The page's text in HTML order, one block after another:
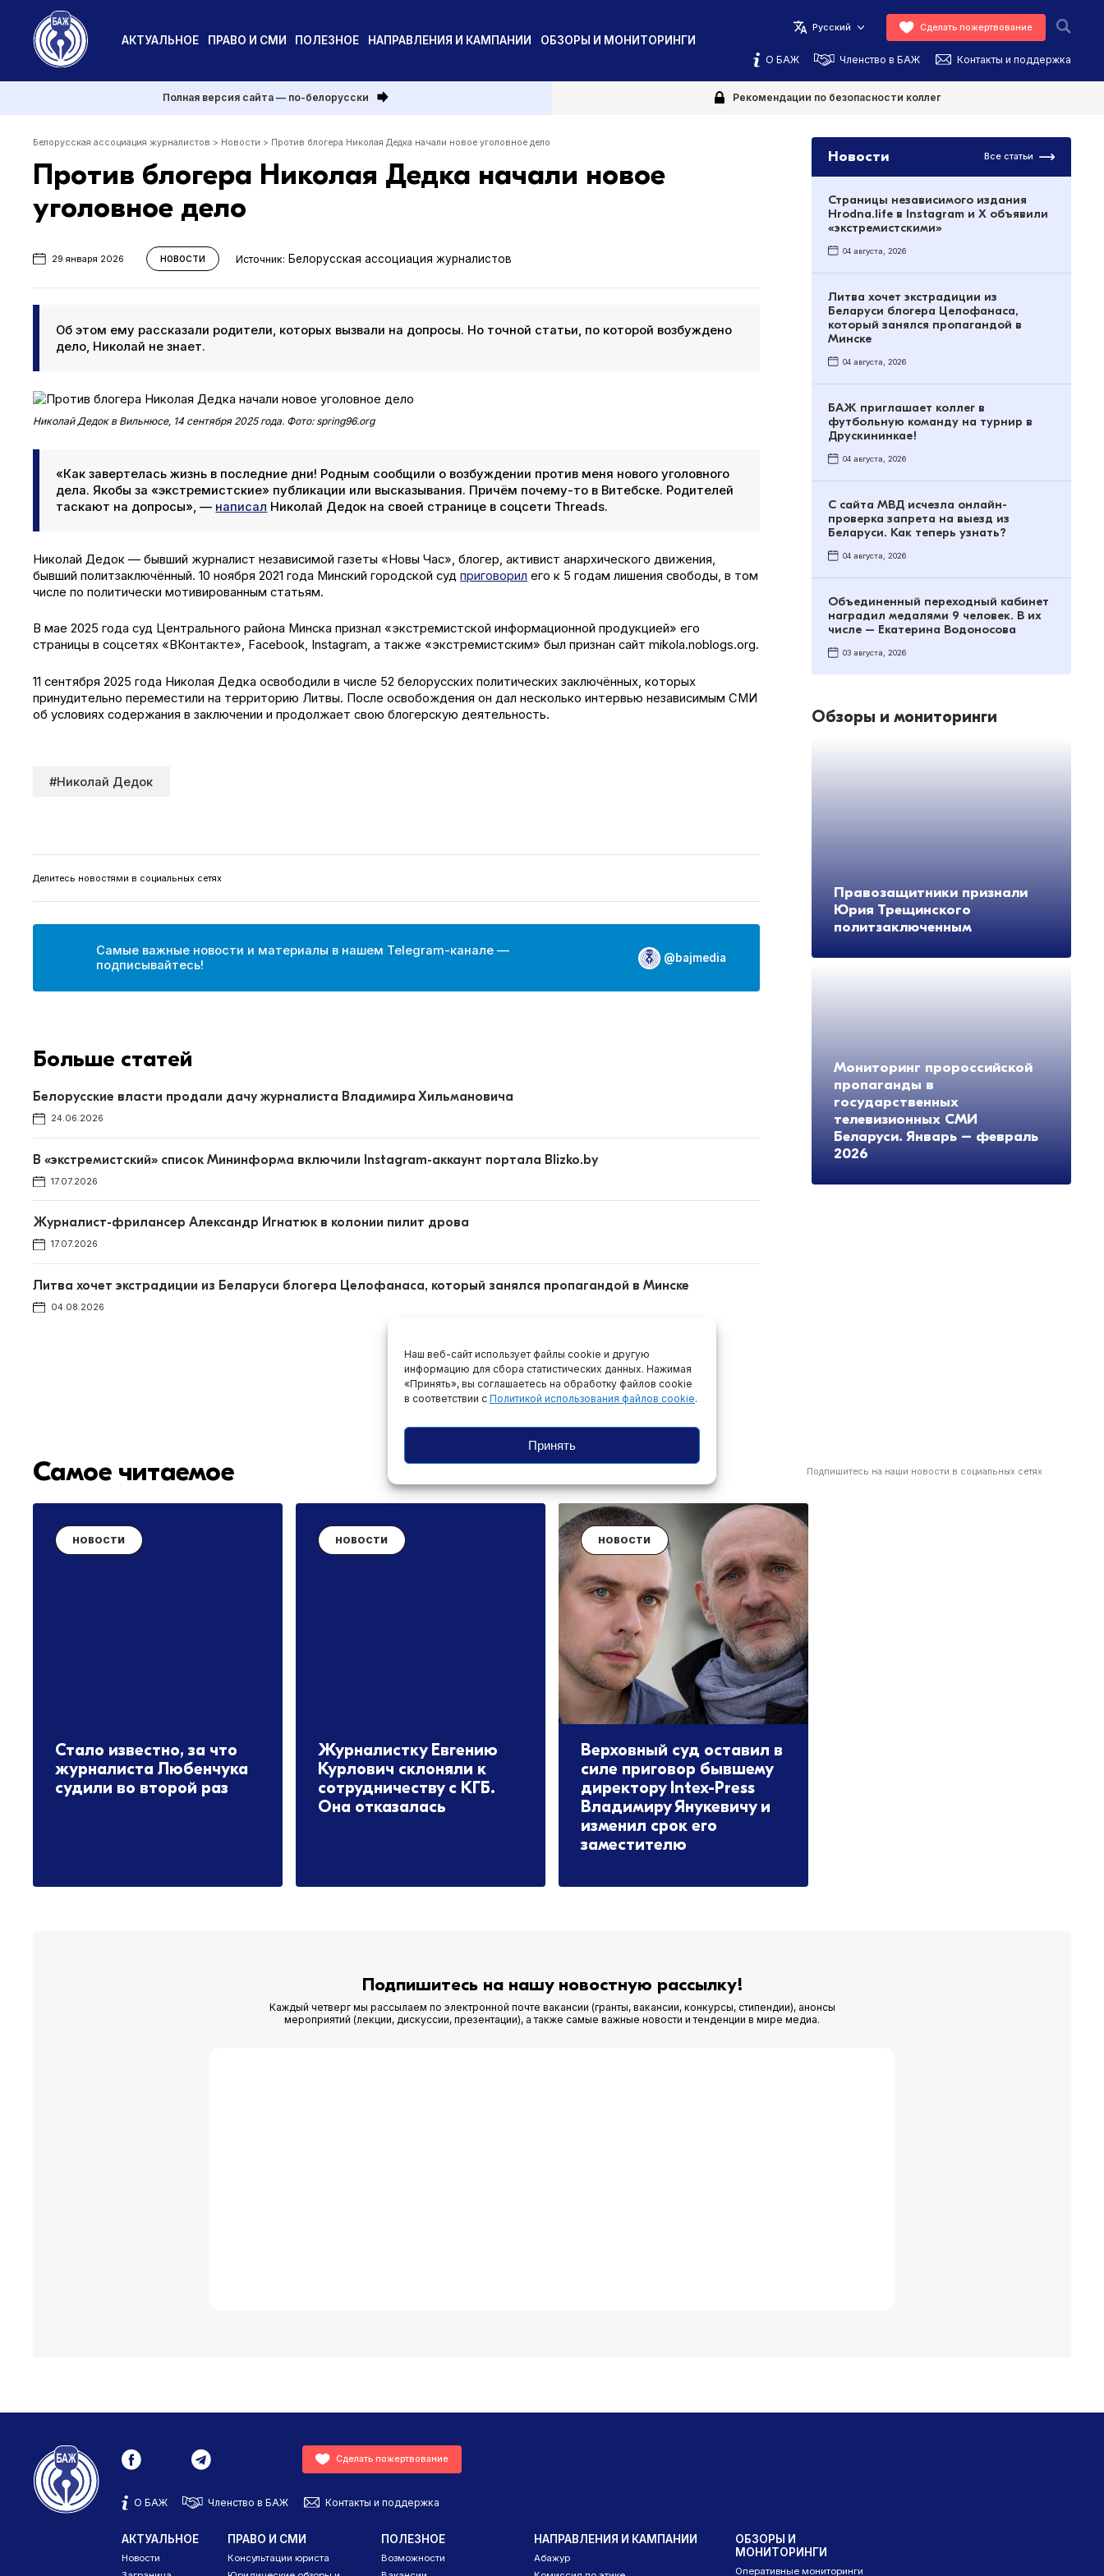
Наш веб-сайт использует файлы cookie и другую
информацию для сбора статистических данных. Нажимая
«Принять», вы соглашаетесь на обработку файлов cookie
в соответствии с Политикой использования файлов cookie.
Принять
АКТУАЛЬНОЕ ПРАВО И СМИ ПОЛЕЗНОЕ НАПРАВЛЕНИЯ И КАМПАНИИ ОБЗОРЫ И МОНИТОРИНГИ
Русский Сделать пожертвование
О БАЖ Членство в БАЖ Контакты и поддержка
Полная версия сайта — по-белорусски Рекомендации по безопасности коллег
Белорусская ассоциация журналистов > Новости > Против блогера Николая Дедка начали новое уголовное дело
Против блогера Николая Дедка начали новое
уголовное дело
29 января 2026 НОВОСТИ Источник: Белорусская ассоциация журналистов
Об этом ему рассказали родители, которых вызвали на допросы. Но точной статьи, по которой возбуждено
дело, Николай не знает.
Николай Дедок в Вильнюсе, 14 сентября 2025 года. Фото: spring96.org
«Как завертелась жизнь в последние дни! Родным сообщили о возбуждении против меня нового уголовного
дела. Якобы за «экстремистские» публикации или высказывания. Причём почему-то в Витебске. Родителей
таскают на допросы», — написал Николай Дедок на своей странице в соцсети Threads.
Николай Дедок — бывший журналист независимой газеты «Новы Час», блогер, активист анархического движения,
бывший политзаключённый. 10 ноября 2021 года Минский городской судприговорил его к 5 годам лишения свободы, в том
числе по политически мотивированным статьям.
В мае 2025 года суд Центрального района Минска признал «экстремистской информационной продукцией» его
страницы в соцсетях «ВКонтакте», Face­book, Insta­gram, а также «экстремистским» был признан сайт mikola.noblogs.org.
11 сентября 2025 года Николая Дедка освободили в числе 52 белорусских политических заключённых, которых
принудительно переместили на территорию Литвы. После освобождения он дал несколько интервью независимым СМИ
об условиях содержания в заключении и продолжает свою блогерскую деятельность.
#Николай Дедок
Делитесь новостями в социальных сетях
Самые важные новости и материалы в нашем Telegram-канале —
подписывайтесь!
@bajmedia
Больше статей
Белорусские власти продали дачу журналиста Владимира Хильмановича
24.06.2026
В «экстремистский» список Мининформа включили Instagram-аккаунт портала Blizko.by
17.07.2026
Журналист-фрилансер Александр Игнатюк в колонии пилит дрова
17.07.2026
Литва хочет экстрадиции из Беларуси блогера Целофанаса, который занялся пропагандой в Минске
04.08.2026
Новости Все статьи
Страницы независимого издания
Hrodna.life в Instagram и X объявили
«экстремистскими»
04 августа, 2026
Литва хочет экстрадиции из
Беларуси блогера Целофанаса,
который занялся пропагандой в
Минске
04 августа, 2026
БАЖ приглашает коллег в
футбольную команду на турнир в
Друскининкае!
04 августа, 2026
С сайта МВД исчезла онлайн-
проверка запрета на выезд из
Беларуси. Как теперь узнать?
04 августа, 2026
Объединенный переходный кабинет
наградил медалями 9 человек. В их
числе – Екатерина Водоносова
03 августа, 2026
Обзоры и мониторинги
Правозащитники признали
Юрия Трещинского
политзаключенным
Мониторинг пророссийской
пропаганды в
государственных
телевизионных СМИ
Беларуси. Январь – февраль
2026
Самое читаемое Подпишитесь на наши новости в социальных сетях
НОВОСТИ
Стало известно, за что
журналиста Любенчука
судили во второй раз
НОВОСТИ
Журналистку Евгению
Курлович склоняли к
сотрудничеству с КГБ.
Она отказалась
НОВОСТИ
Верховный суд оставил в
силе приговор бывшему
директору Intex-Press
Владимиру Янукевичу и
изменил срок его
заместителю
Подпишитесь на нашу новостную рассылку!
Каждый четверг мы рассылаем по электронной почте вакансии (гранты, вакансии, конкурсы, стипендии), анонсы
мероприятий (лекции, дискуссии, презентации), а также самые важные новости и тенденции в мире медиа.
Сделать пожертвование
О БАЖ Членство в БАЖ Контакты и поддержка
АКТУАЛЬНОЕ
Новости
ПРАВО И СМИ
Консультации юриста
ПОЛЕЗНОЕ
Возможности
НАПРАВЛЕНИЯ И КАМПАНИИ
Абажур
ОБЗОРЫ И
МОНИТОРИНГИ
Оперативные мониторинги